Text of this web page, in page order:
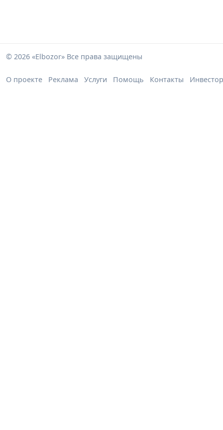
© 2026 «Elbozor» Все права защищены
О проекте Реклама Услуги Помощь Контакты